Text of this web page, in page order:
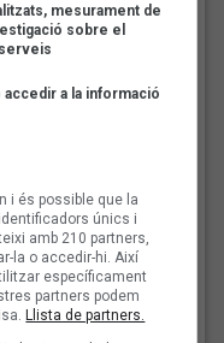
futbol
mesurament de
sobre el
a la informació
i és possible que la
únics i
amb 210 partners,
la o accedir-hi. Així
específicament
partners podem
Llista de partners.